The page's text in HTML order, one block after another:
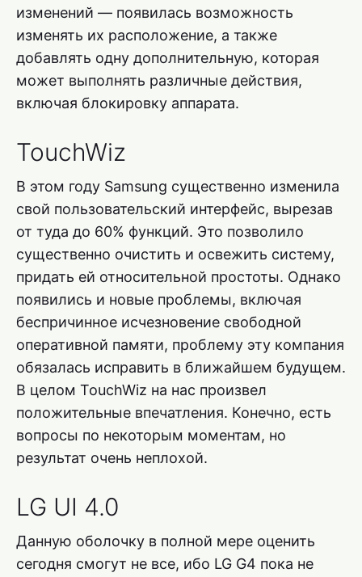
изменений — появилась возможность
изменять их расположение, а также
добавлять одну дополнительную, которая
может выполнять различные действия,
включая блокировку аппарата.
TouchWiz
В этом году Samsung существенно изменила
свой пользовательский интерфейс, вырезав
от туда до 60% функций. Это позволило
существенно очистить и освежить систему,
придать ей относительной простоты. Однако
появились и новые проблемы, включая
беспричинное исчезновение свободной
оперативной памяти, проблему эту компания
обязалась исправить в ближайшем будущем.
В целом TouchWiz на нас произвел
положительные впечатления. Конечно, есть
вопросы по некоторым моментам, но
результат очень неплохой.
LG UI 4.0
Данную оболочку в полной мере оценить
сегодня смогут не все, ибо LG G4 пока не